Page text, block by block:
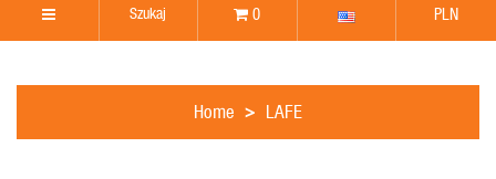
0 PLN
Home LAFE